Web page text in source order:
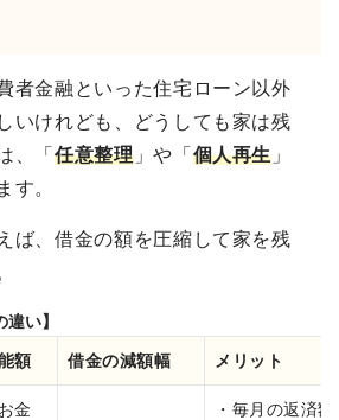
者金融といった住宅ローン以外
いけれども、どうしても家は残
、「任意整理」や「 個人再生 」
す。
ば、借金の額を圧縮して家を残
い】
額 借金の減額幅 メリット
金
・毎月の返済